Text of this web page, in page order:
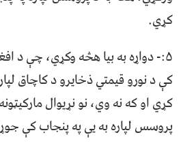
کړي.
۵:- دواړه به بیا هڅه وکړي، چې د
کې د نورو قیمتي ذخایرو د کاچاق
کړي او که نه وي، نو نړیوال
پروسس لپاره به یې په پنجاب کې